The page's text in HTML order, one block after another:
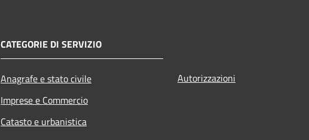
CATEGORIE DI SERVIZIO
Anagrafe e stato civile
Imprese e Commercio
Catasto e urbanistica
Autorizzazioni